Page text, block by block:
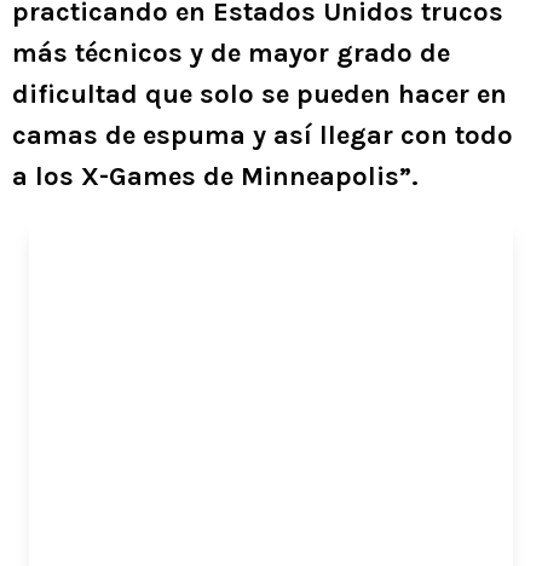
practicando en Estados Unidos trucos
más técnicos y de mayor grado de
dificultad que solo se pueden hacer en
camas de espuma y así llegar con todo
a los X-Games de Minneapolis”.